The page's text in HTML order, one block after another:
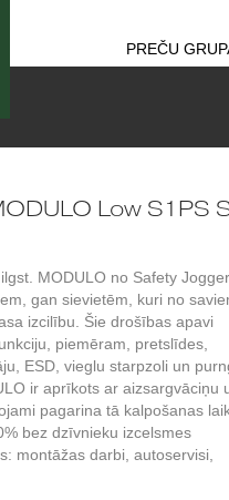
PREČU
Low S1PS
MODULO no Safety
gan sievietēm, kuri no
izcilību. Šie drošības apavi
piemēram, pretslīdes,
ESD, vieglu starpzoli un
ir aprīkots ar aizsargvāciņu
pagarina tā kalpošanas
bez dzīvnieku izcelsmes
montāžas darbi, autoservisi,